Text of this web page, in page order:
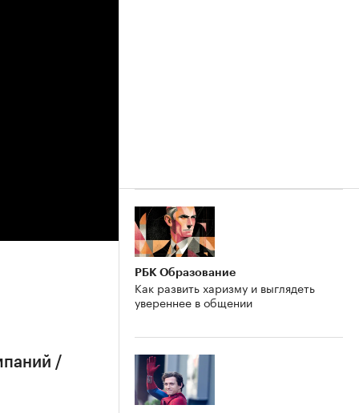
/
РБК Образование
Как развить харизму и выглядеть
увереннее в общении